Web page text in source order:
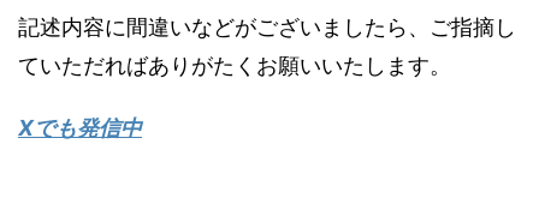
記述内容に間違いなどがございましたら、ご指摘し
ていただればありがたくお願いいたします。
Xでも発信中